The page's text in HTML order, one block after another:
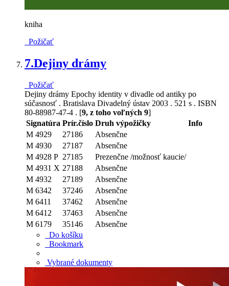
kniha
Požičať
7.Dejiny drámy
Požičať
Dejiny drámy Epochy identity v divadle od antiky po
súčasnosť . Bratislava Divadelný ústav 2003 . 521 s . ISBN
80-88987-47-4 . [9, z toho voľných 9]
Signatúra Prír.číslo Druh výpožičky
Info
M 4929
27186
Absenčne
M 4930
27187
Absenčne
M 4928 P 27185
Prezenčne /možnosť kaucie/
M 4931 X 27188
Absenčne
M 4932
27189
Absenčne
M 6342
37246
Absenčne
M 6411
37462
Absenčne
M 6412
37463
Absenčne
M 6179
35146
Absenčne
Do košíku
Bookmark
Vybrané dokumenty